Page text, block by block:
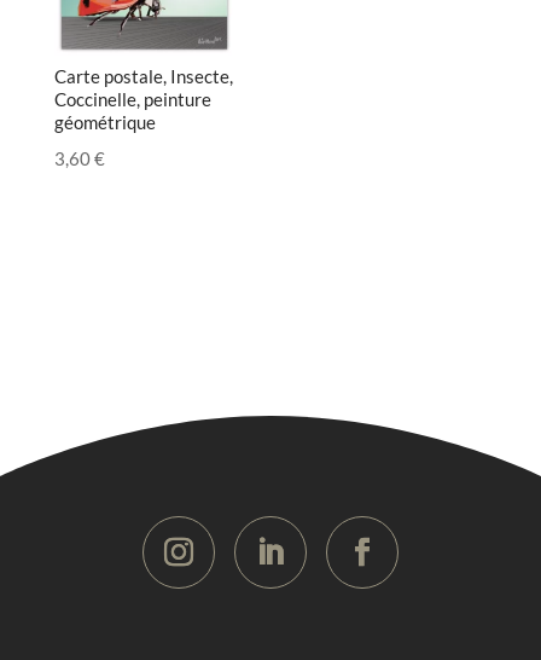
Carte postale, Insecte,
Coccinelle, peinture
géométrique
3,60€